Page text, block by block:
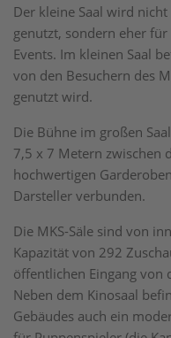
Der kleine Saal wird
genutzt, sondern eher
Events. Im kleinen Saal
von den Besuchern des
genutzt wird.
Die Bühne im großen
7,5 x 7 Metern zwischen
hochwertigen
Darsteller verbunden.
Die MKS-Säle sind von
Kapazität von 292
öffentlichen Eingang von
Neben dem Kinosaal
Gebäudes auch ein